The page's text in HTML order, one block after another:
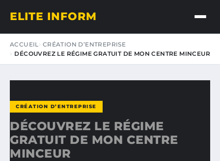
ELITE INFORM
ACCUEIL CRÉATION D’ENTREPRISE
DÉCOUVREZ LE RÉGIME GRATUIT DE MON CENTRE MINCEUR
CRÉATION D’ENTREPRISE
DÉCOUVREZ LE RÉGIME
GRATUIT DE MON CENTRE
MINCEUR